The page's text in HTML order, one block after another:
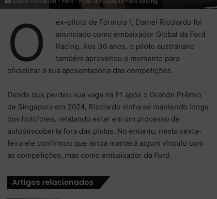
O
ex-piloto de Fórmula 1, Daniel Ricciardo foi
anunciado como embaixador Global da Ford
Racing. Aos 36 anos, o piloto australiano
também aproveitou o momento para
oficializar a sua aposentadoria das competições.
Desde que perdeu sua vaga na F1 após o Grande Prêmio
de Singapura em 2024, Ricciardo vinha se mantendo longe
dos holofotes, relatando estar em um processo de
autodescoberta fora das pistas. No entanto, nesta sexta-
feira ele confirmou que ainda manterá algum vínculo com
as competições, mas como embaixador da Ford.
Artigos relacionados